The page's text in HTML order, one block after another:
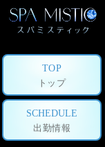
TOP
トップ
SCHEDULE
出勤情報